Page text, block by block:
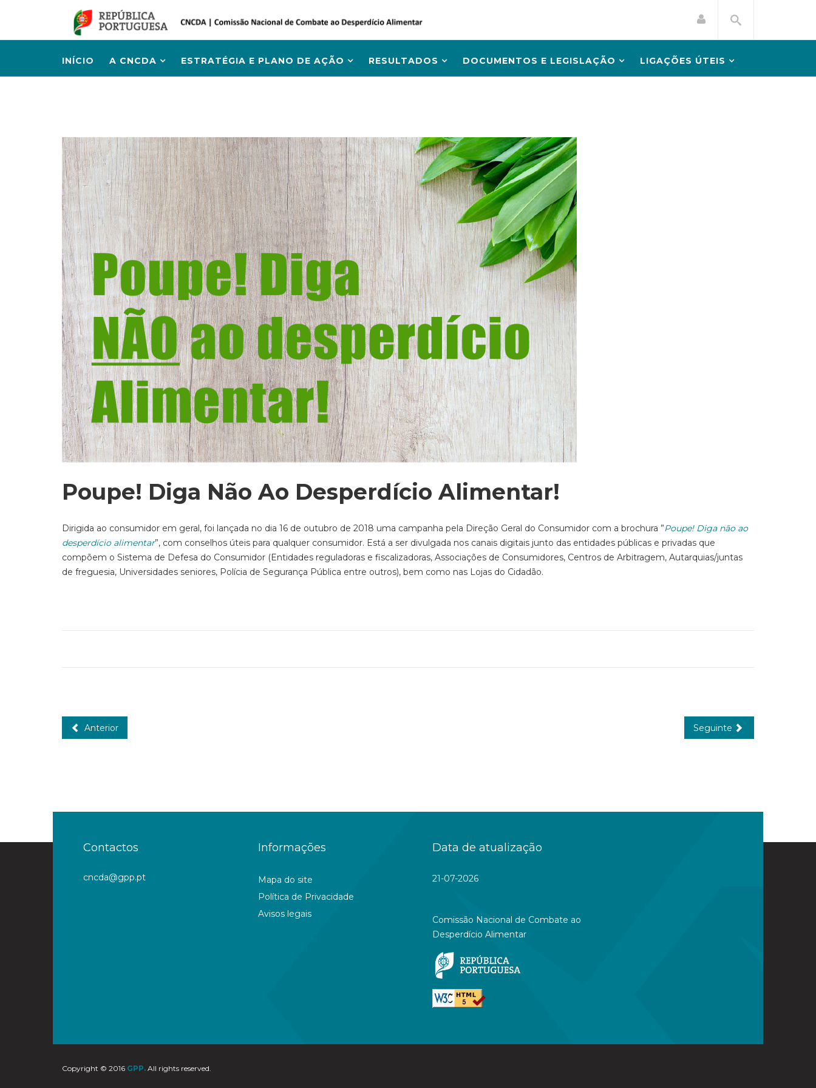
INÍCIO A CNCDA ESTRATÉGIA E PLANO DE AÇÃO RESULTADOS DOCUMENTOS E LEGISLAÇÃO LIGAÇÕES ÚTEIS
Poupe! Diga Não Ao Desperdício Alimentar!
Dirigida ao consumidor em geral, foi lançada no dia 16 de outubro de 2018 uma campanha pela Direção Geral do Consumidor com a brochura ”Poupe! Diga não ao
desperdício alimentar”, com conselhos úteis para qualquer consumidor. Está a ser divulgada nos canais digitais junto das entidades públicas e privadas que
compõem o Sistema de Defesa do Consumidor (Entidades reguladoras e fiscalizadoras, Associações de Consumidores, Centros de Arbitragem, Autarquias/juntas
de freguesia, Universidades seniores, Polícia de Segurança Pública entre outros), bem como nas Lojas do Cidadão.
Anterior Seguinte
Contactos
cncda@gpp.pt
Informações
Mapa do site
Política de Privacidade
Avisos legais
Data de atualização
21-07-2026
Comissão Nacional de Combate ao
Desperdício Alimentar
Copyright © 2016 GPP. All rights reserved.